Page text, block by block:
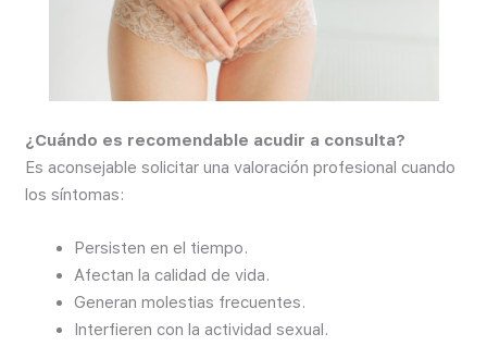
¿Cuándo es recomendable acudir a consulta?
Es aconsejable solicitar una valoración profesional cuando
los síntomas:
Persisten en el tiempo.
Afectan la calidad de vida.
Generan molestias frecuentes.
Interfieren con la actividad sexual.